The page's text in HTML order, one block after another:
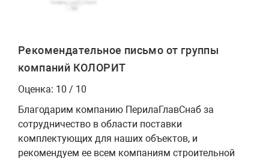
Рекомендательное письмо от группы
компаний КОЛОРИТ
Оценка: 10 / 10
Благодарим компанию ПерилаГлавСнаб за
сотрудничество в области поставки
комплектующих для наших объектов, и
рекомендуем ее всем компаниям строительной